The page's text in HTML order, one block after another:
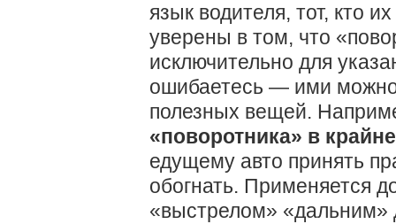
язык водителя, тот, кто
уверены в том, что
исключительно для
ошибаетесь — ими
полезных вещей.
«поворотника» в
едущему авто принять
обогнать. Применяется
«выстрелом»